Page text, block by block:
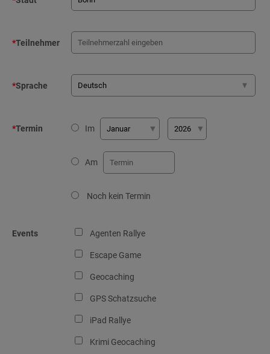
*Teilnehmer
*Sprache
*Termin Im
Am
Noch kein Termin
Events Agenten Rallye
Escape Game
Geocaching
GPS Schatzsuche
iPad Rallye
Krimi Geocaching